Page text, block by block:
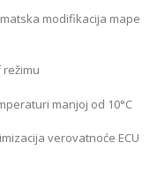
modifikacija mape
režimu
manjoj od 10°C
verovatnoće ECU